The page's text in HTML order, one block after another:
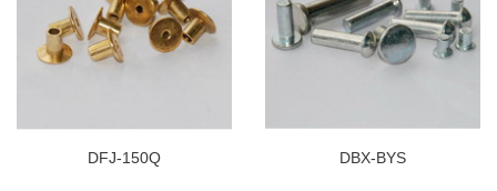
DFJ-150Q DBX-BYS